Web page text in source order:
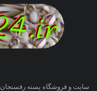
سایت و فروشگاه پسته